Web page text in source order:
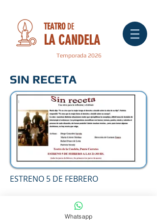
TEATRO DE
LA CANDELA
Temporada 2026
SIN RECETA
ESTRENO 5 DE FEBRERO
TEATRO DE LA CANDELA
Funciones Jueves 21.30
Whatsapp